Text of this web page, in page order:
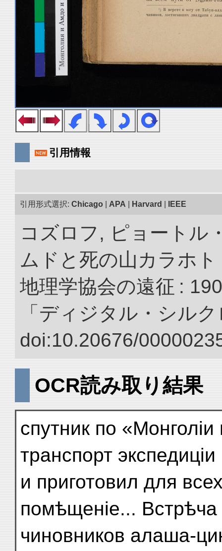
引用情報
引用形式選択: Chicago APA Harvard IEEE
コズロフ, ピョートル
ムドと死の山カラホ
地理学協会の遠征 :
「ディジタル・シル
doi:10.20676/
OCR読み取り結果
спутник по
транспорт экспедиціи
и приготовил для
помѣщеніе... Встрѣча
чиновников алаша-